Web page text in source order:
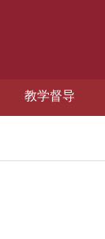
教学督导